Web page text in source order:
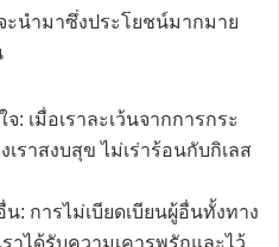
ะนำมาซึ่งประโยชน์มากมาย
: เมื่อเราละเว้นจากการกระ
ราสงบสุข ไม่เร่าร้อนกับกิเลส
: การไม่เบียดเบียนผู้อื่นทั้งทาง